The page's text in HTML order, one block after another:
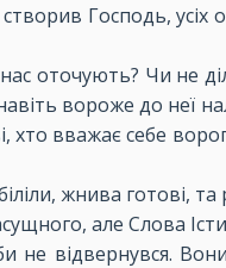
Господь,
оточують? Чи не
вороже до неї
хто вважає себе
жнива готові,
але Слова
не відвернувся.